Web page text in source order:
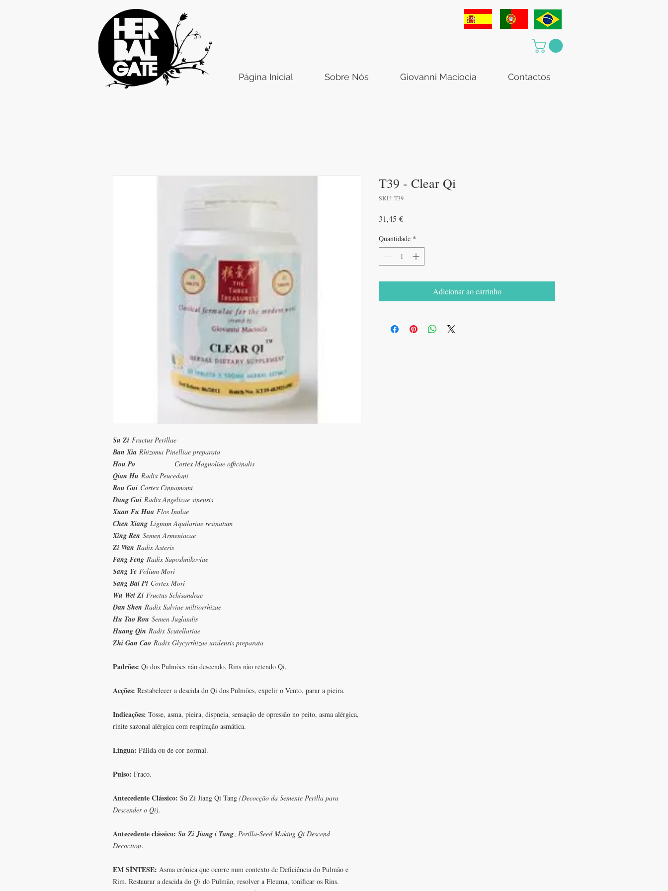
Página Inicial Sobre Nós Giovanni Maciocia Contactos
Su Zi Fructus Perillae
Ban Xia Rhizoma Pinelliae preparata
Hou Po Cortex Magnoliae officinalis
Qian Hu Radix Peucedani
Rou Gui Cortex Cinnamomi
Dang Gui Radix Angelicae sinensis
Xuan Fu Hua Flos Inulae
Chen Xiang Lignum Aquilariae resinatum
Xing Ren Semen Armeniacae
Zi Wan Radix Asteris
Fang Feng Radix Saposhnikoviae
Sang Ye Folium Mori
Sang Bai Pi Cortex Mori
Wu Wei Zi Fructus Schisandrae
Dan Shen Radix Salviae miltiorrhizae
Hu Tao Rou Semen Juglandis
Huang Qin Radix Scutellariae
Zhi Gan Cao Radix Glycyrrhizae uralensis preparata
Padrões: Qi dos Pulmões não descendo, Rins não retendo Qi.
Acções: Restabelecer a descida do Qi dos Pulmões, expelir o Vento, parar a pieira.
Indicações: Tosse, asma, pieira, dispneia, sensação de opressão no peito, asma alérgica,
rinite sazonal alérgica com respiração asmática.
Língua: Pálida ou de cor normal.
Pulso: Fraco.
Antecedente Clássico: Su Zi Jiang Qi Tang (Decocção da Semente Perilla para
Descender o Qi).
Antecedente clássico: Su Zi Jiang i Tang, Perilla-Seed Making Qi Descend
Decoction.
EM SÍNTESE: Asma crónica que ocorre num contexto de Deficiência do Pulmão e
Rim. Restaurar a descida do Qi do Pulmão, resolver a Fleuma, tonificar os Rins.
T39 - Clear Qi
SKU: T39
31,45 €Preço
Quantidade *
Adicionar ao carrinho